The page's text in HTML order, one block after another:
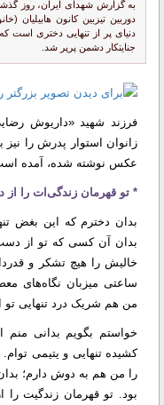
به گزارش شهدای ایران، روز
دوربین تیزبین کانون هابیلیان
دنیای پر از تنهایی دختری است
جنایتکار دشمن پرپر شد.
فرزند شهید «داریوش
زانوان استوار پدرش را نیز
عکس نوشته شده، آمده
* تو قهرمان زندگی‌ات را
بدان دخترم که این بغض
بدان آن کسی که تو از
خالیش را هیچ تشکر و
ساعتی میزبان نگاه‌های
من هم شریک درد تنهایی تو
خواستم بگویم بدانی منم
کشیده تنهایی و یتیمی
را من هم به دوش دارم؛
بود. تو قهرمان زندگیت